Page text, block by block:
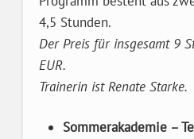
4,5 Stunden.
Der Preis für insgesamt 9
EUR.
Trainerin ist Renate Starke.
Sommerakademie –